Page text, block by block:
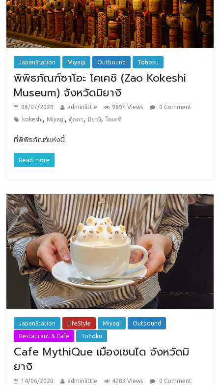
JapanStation Miyagi Outbound Tohoku
พิพิธภัณฑ์ซาโอะ โคเคชิ (Zao Kokeshi
Museum) จังหวัดมิยางิ
06/07/2020 adminlittle 9894 Views
0 Comment
kokeshi, Miyagi, ตูีกตา,มิยางิ,โคเคชิ
ที่พิพิธภัณฑ์แห่งนี้
Read more
JapanStation LifeStyle Miyagi
Outbound
Restaurant & Cafe
Tohoku
Cafe MythiQue เมืองเซนได จังหวัดมิ
ยางิ
14/06/2020 adminlittle 4283 Views
0 Comment